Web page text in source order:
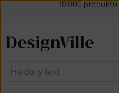
Hledat
30 dní